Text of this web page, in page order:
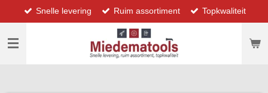
direct
naar
hoofdinhoud
Snelle levering Ruim assortiment Topkwaliteit